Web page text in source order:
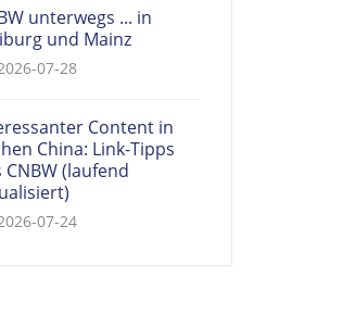
unterwegs ... in
und Mainz
07-28
Content in
China: Link-Tipps
CNBW (laufend
07-24